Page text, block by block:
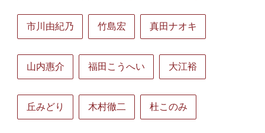
市川由紀乃 竹島宏 真田ナオキ
山内惠介 福田こうへい 大江裕
丘みどり 木村徹二 杜このみ